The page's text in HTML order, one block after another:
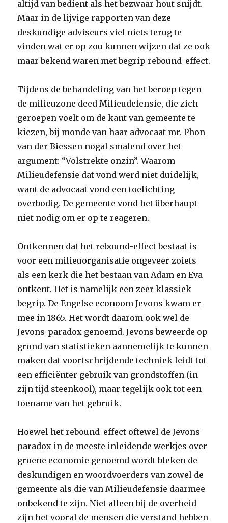
altijd van bedient als het bezwaar hout snijdt.
Maar in de lijvige rapporten van deze
deskundige adviseurs viel niets terug te
vinden wat er op zou kunnen wijzen dat ze ook
maar bekend waren met begrip rebound-effect.
Tijdens de behandeling van het beroep tegen
de milieuzone deed Milieudefensie, die zich
geroepen voelt om de kant van gemeente te
kiezen, bij monde van haar advocaat mr. Phon
van der Biessen nogal smalend over het
argument: “Volstrekte onzin”. Waarom
Milieudefensie dat vond werd niet duidelijk,
want de advocaat vond een toelichting
overbodig. De gemeente vond het überhaupt
niet nodig om er op te reageren.
Ontkennen dat het rebound-effect bestaat is
voor een milieuorganisatie ongeveer zoiets
als een kerk die het bestaan van Adam en Eva
ontkent. Het is namelijk een zeer klassiek
begrip. De Engelse econoom Jevons kwam er
mee in 1865. Het wordt daarom ook wel de
Jevons-paradox genoemd. Jevons beweerde op
grond van statistieken aannemelijk te kunnen
maken dat voortschrijdende techniek leidt tot
een efficiënter gebruik van grondstoffen (in
zijn tijd steenkool), maar tegelijk ook tot een
toename van het gebruik.
Hoewel het rebound-effect oftewel de Jevons-
paradox in de meeste inleidende werkjes over
groene economie genoemd wordt bleken de
deskundigen en woordvoerders van zowel de
gemeente als die van Milieudefensie daarmee
onbekend te zijn. Niet alleen bij de overheid
zijn het vooral de mensen die verstand hebben